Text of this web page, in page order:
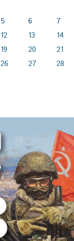
5 6 7
12 13 14
19 20 21
26 27 28